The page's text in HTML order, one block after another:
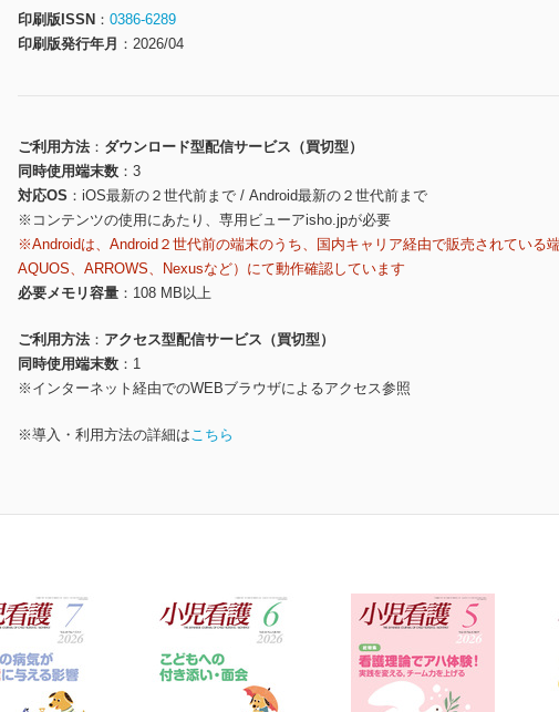
印刷版ISSN
0386-6289
印刷版発行年月
2026/04
ご利用方法
ダウンロード型配信サービス（買切型）
同時使用端末数
3
対応OS
iOS最新の２世代前まで / Android最新の２世代前まで
※コンテンツの使用にあたり、専用ビューアisho.jpが必要
※Androidは、Android２世代前の端末のうち、国内キャリア経由で販売されている
AQUOS、ARROWS、Nexusなど）にて動作確認しています
必要メモリ容量
108 MB以上
ご利用方法
アクセス型配信サービス（買切型）
同時使用端末数
1
※インターネット経由でのWEBブラウザによるアクセス参照
※導入・利用方法の詳細はこちら